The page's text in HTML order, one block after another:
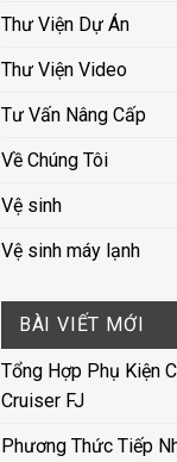
Thư Viện Dự Án
Thư Viện Video
Tư Vấn Nâng Cấp
Về Chúng Tôi
Vệ sinh
Vệ sinh máy lạnh
BÀI VIẾT MỚI
Tổng Hợp Phụ Kiện
Cruiser FJ
Phương Thức Tiếp